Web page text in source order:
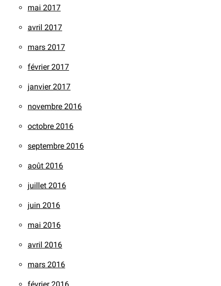
mai 2017
avril 2017
mars 2017
février 2017
janvier 2017
novembre 2016
octobre 2016
septembre 2016
août 2016
juillet 2016
juin 2016
mai 2016
avril 2016
mars 2016